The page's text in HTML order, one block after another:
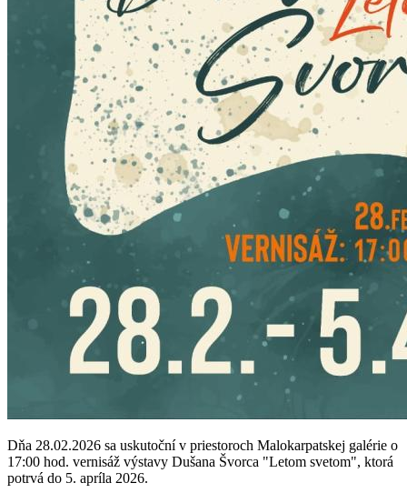
Dňa 28.02.2026 sa uskutoční v priestoroch Malokarpatskej galérie o
17:00 hod. vernisáž výstavy Dušana Švorca "Letom svetom", ktorá
potrvá do 5. apríla 2026.